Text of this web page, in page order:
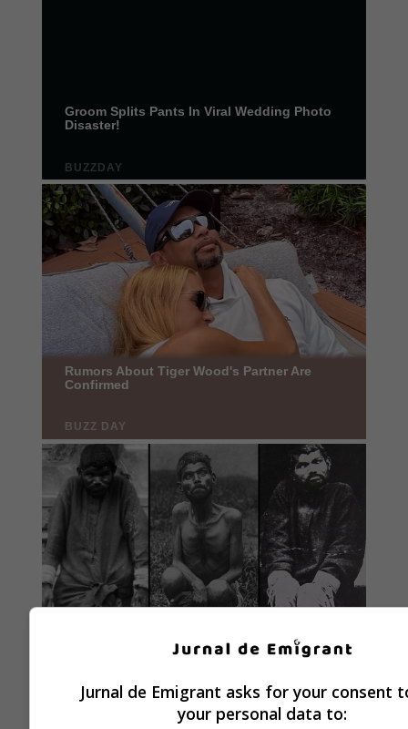
Jurnal de Emigrant asks for your consent
your personal data to: